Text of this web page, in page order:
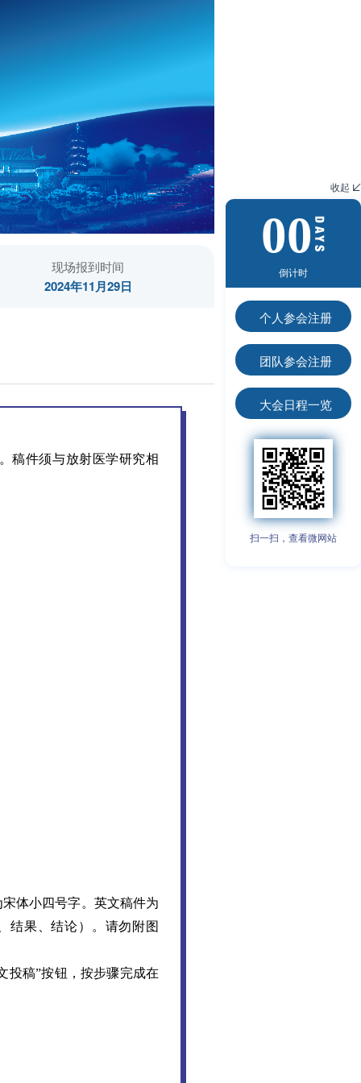
现场报到时间
2024年11月29日
稿件须与放射医学研究相
体小四号字。英文稿件为
结果、结论）。请勿附图
投稿”按钮 ，按步骤完成在
收起 
00
倒计时
个人参会注册
团队参会注册
大会日程一览
扫一扫，查看微网站